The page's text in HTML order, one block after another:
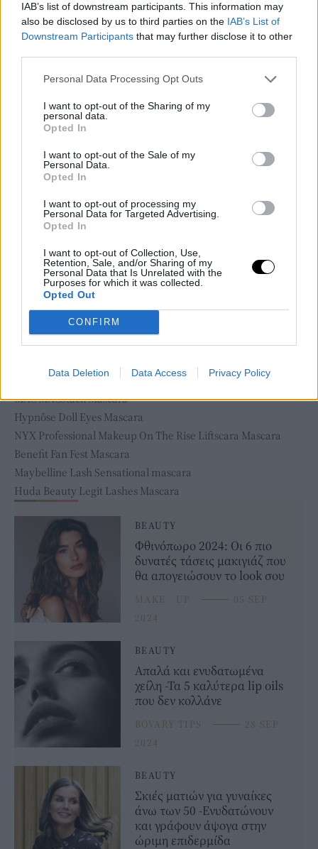
IAB’s list of downstream participants. This information may
also be disclosed by us to third parties on the IAB’s List of
Downstream Participants that may further disclose it to other
Personal Data Processing Opt Outs
I want to opt-out of the Sharing of my
personal data.
Opted In
I want to opt-out of the Sale of my
Personal Data.
Opted In
I want to opt-out of processing my
Personal Data for Targeted Advertising.
Opted In
I want to opt-out of Collection, Use,
Retention, Sale, and/or Sharing of my
Personal Data that Is Unrelated with the
Purposes for which it was collected.
Opted Out
CONFIRM
Data Deletion Data Access Privacy Policy
Αν αναρωτιέστε ποιο προϊόν να επιλέξετε, στο
Μάσκαρα που υπόσχονται μήκος αλλά και πυκνότητα, με ένα
μόνο πέρασμα. Πραγματικά είναι εντυπωσιακό πώς γράφουν
και το αποτέλεσμα είναι έντονο, από το πρώτο πέρασμα.
MAC MACStack Mascara
Hypnôse Doll Eyes Mascara
NYX Professional Makeup On The Rise Liftscara Mascara
Benefit Fan Fest Mascara
Maybelline Lash Sensational mascara
Huda Beauty Legit Lashes Mascara
BEAUTY
Φθινόπωρο 2024: Οι 6 πιο
δυνατές τάσεις μακιγιάζ που
θα απογειώσουν το look σου
MAKE - UP ⸻ 05 SEP
2024
BEAUTY
Απαλά και ενυδατωμένα
χείλη -Τα 5 καλύτερα lip oils
που δεν κολλάνε
BOVARY TIPS ⸻ 28 SEP
2024
BEAUTY
Σκιές ματιών για γυναίκες
άνω των 50 -Ενυδατώνουν
και γράφουν άψογα στην
ώριμη επιδερμίδα